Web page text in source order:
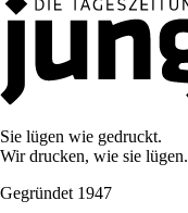
Sie lügen wie gedruckt.
Wir drucken, wie sie lügen.
Gegründet 1947